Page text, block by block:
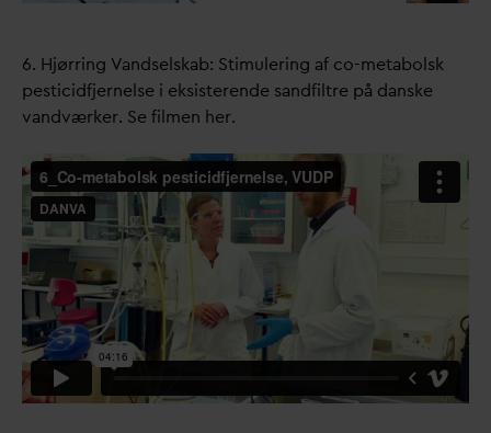
6. Hjørring Vandselskab: Stimulering af co-metabolsk
pesticidfjernelse i eksisterende sandfiltre på danske
vandværker. Se filmen her.